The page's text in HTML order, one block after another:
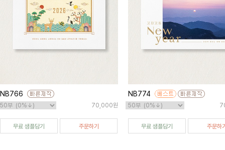
NB766
70,000원
무료 샘플담기 주문하기
NB774
무료 샘플담기 주문하